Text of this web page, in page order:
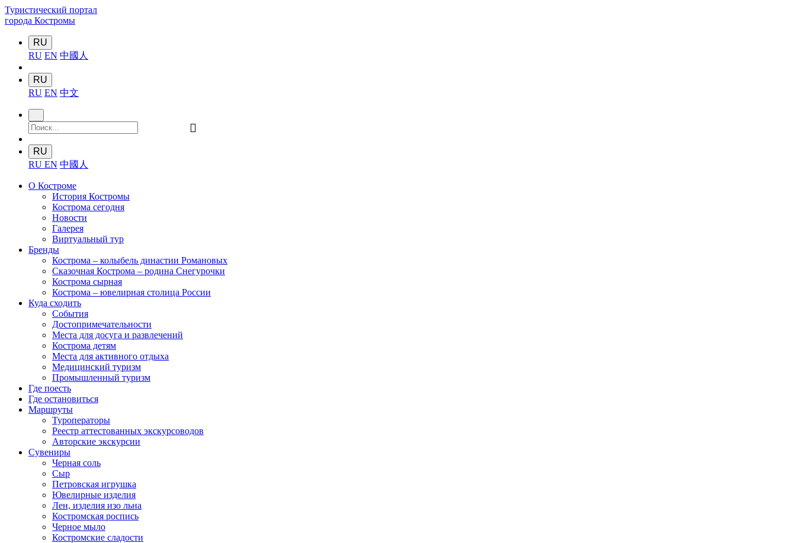
Туристический портал
города Костромы
RU
RU EN 中國人
RU
RU EN 中文
󰍉
RU
RU EN 中國人
О Костроме
История Костромы
Кострома сегодня
Новости
Галерея
Виртуальный тур
Бренды
Кострома – колыбель династии Романовых
Сказочная Кострома – родина Снегурочки
Кострома сырная
Кострома – ювелирная столица России
Куда сходить
События
Достопримечательности
Места для досуга и развлечений
Кострома детям
Места для активного отдыха
Медицинский туризм
Промышленный туризм
Где поесть
Где остановиться
Маршруты
Туроператоры
Реестр аттестованных экскурсоводов
Авторские экскурсии
Сувениры
Черная соль
Сыр
Петровская игрушка
Ювелирные изделия
Лен, изделия изо льна
Костромская роспись
Черное мыло
Костромские сладости